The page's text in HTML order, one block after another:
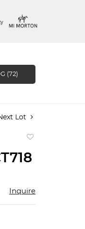
(72)
Lot
favorite
Inquire